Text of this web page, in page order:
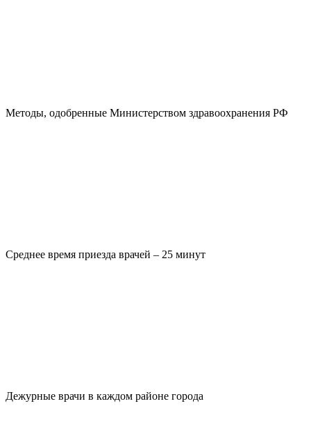
Методы, одобренные Министерством здравоохранения РФ
Среднее время приезда врачей – 25 минут
Дежурные врачи в каждом районе города